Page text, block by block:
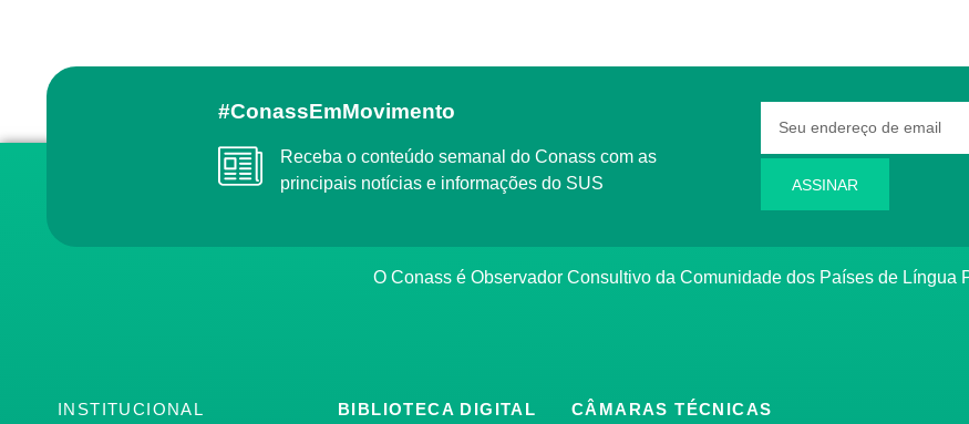
#ConassEmMovimento
Receba o conteúdo semanal do Conass com as
principais notícias e informações do SUS
ASSINAR
O Conass é Observador Consultivo da Comunidade dos Países de Língua
INSTITUCIONAL BIBLIOTECA DIGITAL CÂMARAS TÉCNICAS